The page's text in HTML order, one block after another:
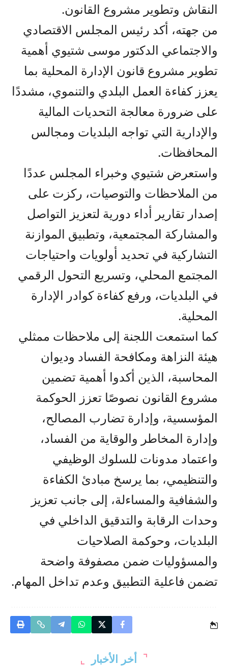
النقاش وتطوير مشروع القانون.
من جهته، أكد رئيس المجلس الاقتصادي
والاجتماعي الدكتور موسى شتيوي أهمية
تطوير مشروع قانون الإدارة المحلية بما
يعزز كفاءة العمل البلدي والتنموي، مشددًا
على ضرورة معالجة التحديات المالية
والإدارية التي تواجه البلديات ومجالس
المحافظات.
واستعرض شتيوي وخبراء المجلس عددًا
من الملاحظات والتوصيات، ركزت على
إصدار تقارير أداء دورية لتعزيز التواصل
والمشاركة المجتمعية، وتطبيق الموازنة
التشاركية في تحديد أولويات واحتياجات
المجتمع المحلي، وتسريع التحول الرقمي
في البلديات، ورفع كفاءة كوادر الإدارة
المحلية.
كما استمعت اللجنة إلى ملاحظات ممثلي
هيئة النزاهة ومكافحة الفساد وديوان
المحاسبة، الذين أكدوا أهمية تضمين
مشروع القانون نصوصًا تعزز الحوكمة
المؤسسية، وإدارة تضارب المصالح،
وإدارة المخاطر والوقاية من الفساد،
واعتماد مدونات للسلوك الوظيفي
والتنظيمي، بما يرسخ مبادئ الكفاءة
والشفافية والمساءلة، إلى جانب تعزيز
وحدات الرقابة والتدقيق الداخلي في
البلديات، وحوكمة الصلاحيات
والمسؤوليات ضمن مصفوفة واضحة
تضمن فاعلية التطبيق وعدم تداخل المهام.
أخر الأخبار